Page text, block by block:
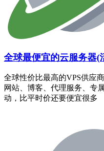
全球最便宜的云服务器(
全球性价比最高的VPS供应
网站、博客、代理服务、专
动，比平时价还要便宜很多